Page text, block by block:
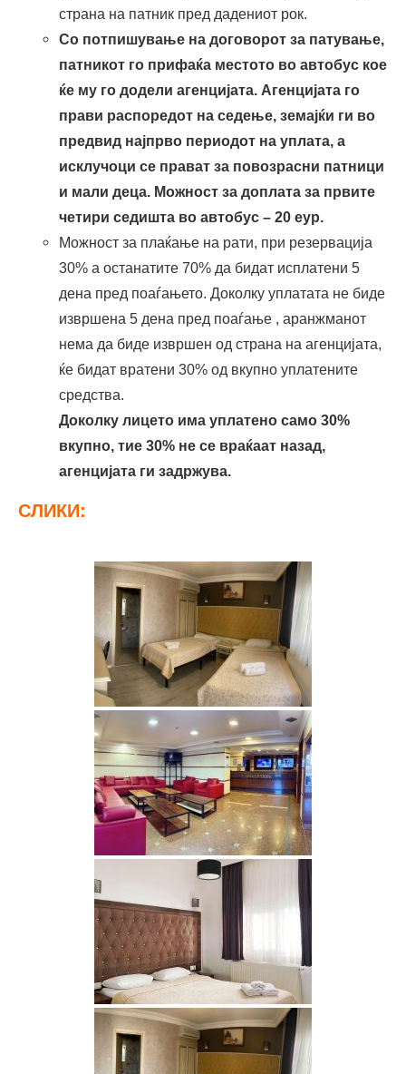
страна на патник пред дадениот рок.
Со потпишување на договорот за патување,
патникот го прифаќа местото во автобус кое
ќе му го додели агенцијата. Агенцијата го
прави распоредот на седење, земајќи ги во
предвид најпрво периодот на уплата, а
исклучоци се прават за повозрасни патници
и мали деца. Можност за доплата за првите
четири седишта во автобус – 20 еур.
Можност за плаќање на рати, при резервација
30% а останатите 70% да бидат исплатени 5
дена пред поаѓањето. Доколку уплатата не биде
извршена 5 дена пред поаѓање , аранжманот
нема да биде извршен од страна на агенцијата,
ќе бидат вратени 30% од вкупно уплатените
средства.
Доколку лицето има уплатено само 30%
вкупно, тие 30% не се враќаат назад,
агенцијата ги задржува.
СЛИКИ: